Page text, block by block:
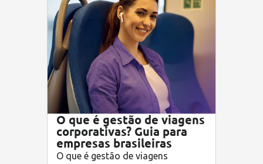
O que é gestão de viagens
corporativas? Guia para
empresas brasileiras
O que é gestão de viagens